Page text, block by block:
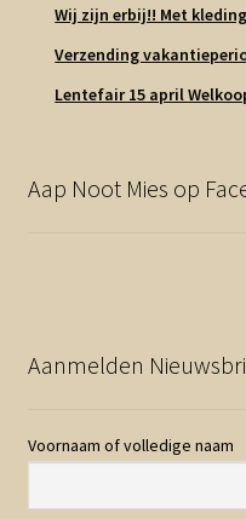
Wij zijn erbij!! Met
Verzending
Lentefair 15 april
Aap Noot Mies op
Aanmelden
Voornaam of volledige naam